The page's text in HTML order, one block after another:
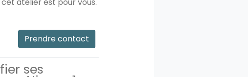
atelier est pour vous.
Prendre contact
ses